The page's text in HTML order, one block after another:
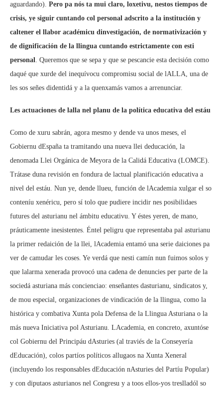
aguardando). Pero pa nós ta mui claro, loxetivu, nestos tiempos de
crisis, ye siguir cuntando col personal adscrito a la institución y
caltener el llabor académicu dinvestigación, de normativización y
de dignificación de la llingua cuntando estrictamente con esti
personal. Queremos que se sepa y que se pescancie esta decisión como
daqué que xurde del inequívocu compromisu social de lALLA, una de
les sos señes didentidá y a la quenxamás vamos a arrenunciar.
Les actuaciones de lalla nel planu de la política educativa del estáu
Como de xuru sabrán, agora mesmo y dende va unos meses, el
Gobiernu dEspaña ta tramitando una nueva llei deducación, la
denomada Llei Orgánica de Meyora de la Calidá Educativa (LOMCE).
Trátase duna revisión en fondura de lactual planificación educativa a
nivel del estáu. Nun ye, dende llueu, función de lAcademia xulgar el so
conteníu xenéricu, pero sí tolo que pudiere incidir nes posibilidaes
futures del asturianu nel ámbitu educativu. Y éstes yeren, de mano,
práuticamente inesistentes. Éntel peligru que representaba pal asturianu
la primer redaición de la llei, lAcademia entamó una serie daiciones pa
ver de camudar les coses. Ye verdá que nesti camín nun fuimos solos y
que lalarma xenerada provocó una cadena de denuncies per parte de la
sociedá asturiana más concienciao: enseñantes dasturianu, sindicatos y,
de mou especial, organizaciones de vindicación de la llingua, como la
histórica y combativa Xunta pola Defensa de la Llingua Asturiana o la
más nueva Iniciativa pol Asturianu. LAcademia, en concreto, axuntóse
col Gobiernu del Principáu dAsturies (al traviés de la Conseyería
dEducación), colos partíos políticos allugaos na Xunta Xeneral
(incluyendo los responsables dEducación nAsturies del Partíu Popular)
y con diputaos asturianos nel Congresu y a toos ellos-yos treslladól so